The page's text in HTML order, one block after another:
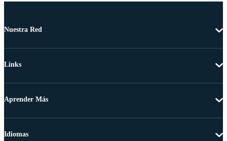
Nuestra Red
Links
Aprender Más
Idiomas